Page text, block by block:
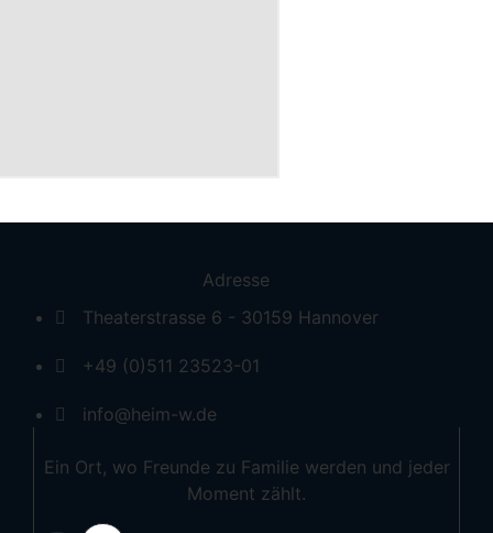
Adresse
Theaterstrasse 6 - 30159 Hannover
+49 (0)511 23523-01
info@heim-w.de
Ein Ort, wo Freunde zu Familie werden und jeder
Moment zählt.